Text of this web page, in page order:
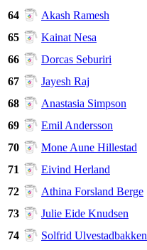
64
Akash Ramesh
65
Kainat Nesa
66
Dorcas Seburiri
67
Jayesh Raj
68
Anastasia Simpson
69
Emil Andersson
70
Mone Aune Hillestad
71
Eivind Herland
72
Athina Forsland Berge
73
Julie Eide Knudsen
74
Solfrid Ulvestadbakken